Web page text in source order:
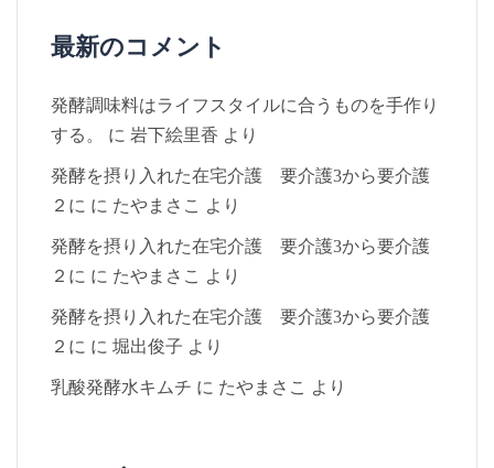
最新のコメント
発酵調味料はライフスタイルに合うものを手作り
する。
に 岩下絵里香 より
発酵を摂り入れた在宅介護 要介護3から要介護
２に に たやまさこ より
発酵を摂り入れた在宅介護 要介護3から要介護
２に に たやまさこ より
発酵を摂り入れた在宅介護 要介護3から要介護
２に に 堀出俊子 より
乳酸発酵水キムチ に たやまさこ より